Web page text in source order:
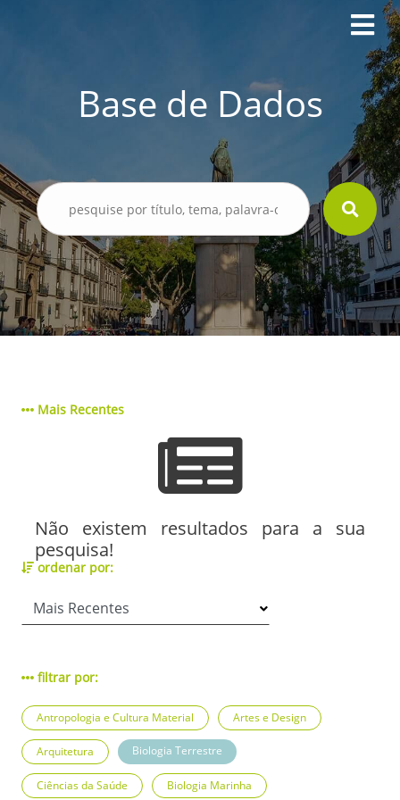
Base de Dados
Mais Recentes
Não existem resultados para a sua
pesquisa!
ordenar por:
filtrar por:
Antropologia e Cultura Material Artes e Design
Arquitetura Biologia Terrestre
Ciências da Saúde Biologia Marinha